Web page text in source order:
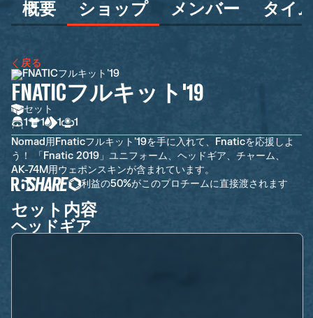
概要 ショップ メンバー タイ
戻る
FNATICフルキット'19
セット
1
1 1
1
Nomad用Fnaticフルキット'19を手に入れて、Fnaticを応援しよ
う！ 「Fnatic 2019」ユニフォーム、ヘッドギア、チャーム、
AK-74M用ウェポンスキンが含まれています。
利益の50%がこのプロチームに直接渡されます
セット内容
ヘッドギア